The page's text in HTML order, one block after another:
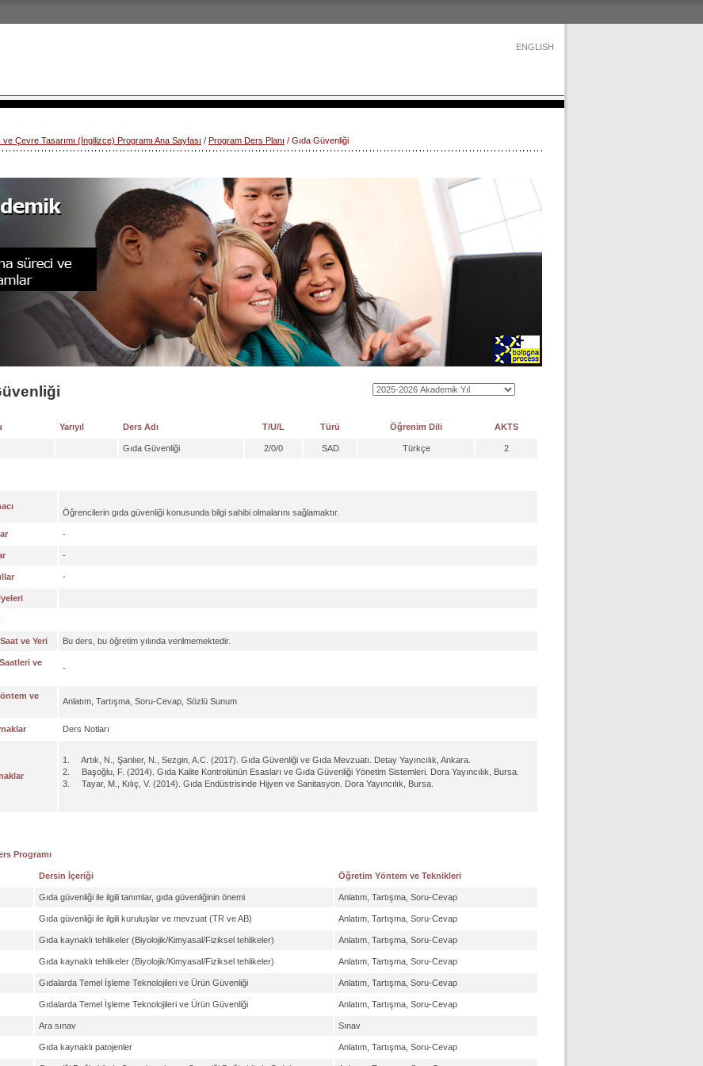
ENGLISH
ve Çevre Tasarımı (İngilizce) Programı Ana Sayfası / Program Ders Planı / Gıda Güvenliği
Yarıyıl Ders Adı T/U/L Türü Öğrenim Dili AKTS
Gıda Güvenliği 2/0/0 SAD Türkçe 2
Öğrencilerin gıda güvenliği konusunda bilgi sahibi olmalarını sağlamaktır.
-
-
-
ve Yeri Bu ders, bu öğretim yılında verilmemektedir.
ve
-
ve
Anlatım, Tartışma, Soru-Cevap, Sözlü Sunum
Ders Notları
1. Artık, N., Şanlıer, N., Sezgin, A.C. (2017). Gıda Güvenliği ve Gıda Mevzuatı. Detay Yayıncılık, Ankara.
2. Başoğlu, F. (2014). Gıda Kalite Kontrolünün Esasları ve Gıda Güvenliği Yönetim Sistemleri. Dora Yayıncılık, Bursa.
3. Tayar, M., Kılıç, V. (2014). Gıda Endüstrisinde Hijyen ve Sanitasyon. Dora Yayıncılık, Bursa.
Programı
Dersin İçeriği Öğretim Yöntem ve Teknikleri
Gıda güvenliği ile ilgili tanımlar, gıda güvenliğinin önemi Anlatım, Tartışma, Soru-Cevap
Gıda güvenliği ile ilgili kuruluşlar ve mevzuat (TR ve AB) Anlatım, Tartışma, Soru-Cevap
Gıda kaynaklı tehlikeler (Biyolojik/Kimyasal/Fiziksel tehlikeler) Anlatım, Tartışma, Soru-Cevap
Gıda kaynaklı tehlikeler (Biyolojik/Kimyasal/Fiziksel tehlikeler) Anlatım, Tartışma, Soru-Cevap
Gıdalarda Temel İşleme Teknolojileri ve Ürün Güvenliği Anlatım, Tartışma, Soru-Cevap
Gıdalarda Temel İşleme Teknolojileri ve Ürün Güvenliği Anlatım, Tartışma, Soru-Cevap
Ara sınav Sınav
Gıda kaynaklı patojenler Anlatım, Tartışma, Soru-Cevap